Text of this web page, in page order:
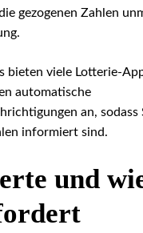
gezogenen Zahlen
bieten viele Lotterie-
automatische
an, sodass
informiert sind.
und